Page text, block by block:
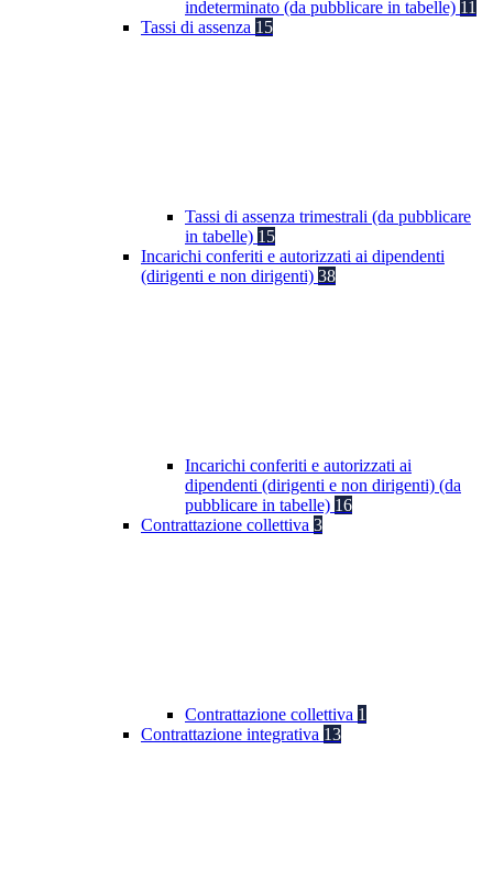
indeterminato (da pubblicare in tabelle) 11
Tassi di assenza 15
Tassi di assenza trimestrali (da pubblicare
in tabelle) 15
Incarichi conferiti e autorizzati ai dipendenti
(dirigenti e non dirigenti) 38
Incarichi conferiti e autorizzati ai
dipendenti (dirigenti e non dirigenti) (da
pubblicare in tabelle) 16
Contrattazione collettiva 3
Contrattazione collettiva 1
Contrattazione integrativa 13